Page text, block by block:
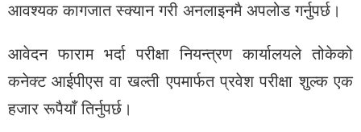
आवश्यक कागजात स्क्यान गरी अनलाइनमै अपलोड गर्नुपर्छ।
आवेदन फाराम भर्दा परीक्षा नियन्त्रण कार्यालयले तोकेको
कनेक्ट आईपीएस वा खल्ती एपमार्फत प्रवेश परीक्षा शुल्क एक
हजार रूपैयाँ तिर्नुपर्छ।